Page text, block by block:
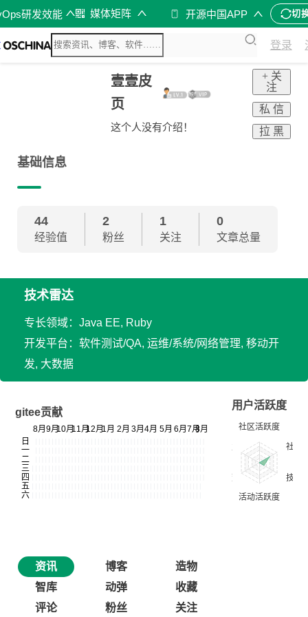
研发效能 媒体矩阵 开源中国APP 切
登录
壹壹皮
页
这个人没有介绍！
+ 关
注
私 信
拉 黑
基础信息
44
经验值
2
粉丝
1
关注
0
文章总量
技术雷达
专长领域：Java EE, Ruby
开发平台：软件测试/QA, 运维/系统/网络管理, 移动开
发, 大数据
gitee贡献
用户活跃度
资讯 博客
造物
智库
动弹
收藏
评论
粉丝 关注